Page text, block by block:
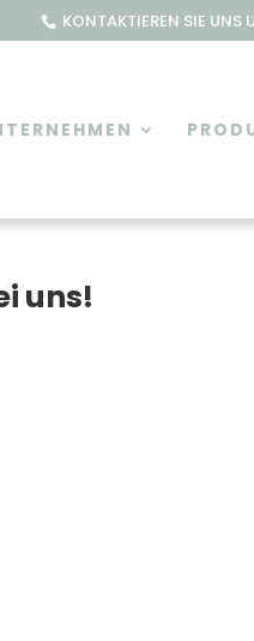
KONTAKTIEREN SIE
uns!